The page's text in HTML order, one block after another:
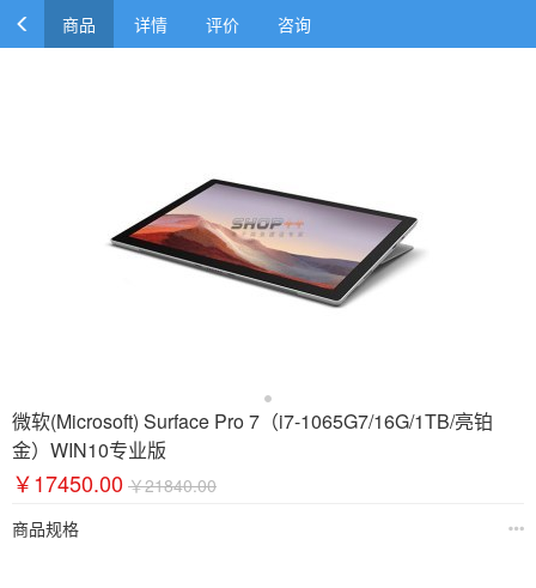
商品 详情 评价 咨询
微软(Microsoft) Surface Pro 7（i7-1065G7/16G/1TB/亮铂
金）WIN10专业版
￥17450.00 ￥21840.00
商品规格